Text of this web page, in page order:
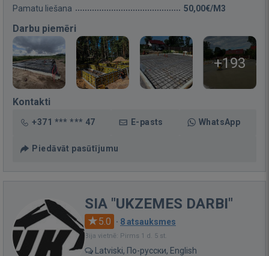
Pamatu liešana 50,00€/M3
Darbu piemēri
+193
Kontakti
+371 *** *** 47 E-pasts WhatsApp
Piedāvāt pasūtījumu
SIA "UKZEMES DARBI"
5.0 · 8 atsauksmes
Bija vietnē: Pirms 1 d. 5 st.
Latviski, По-русски, English